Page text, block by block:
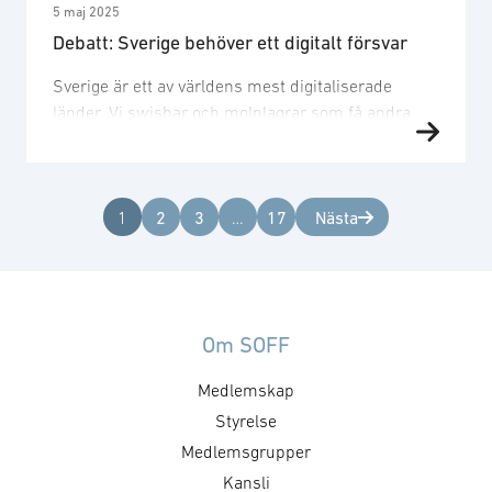
5 maj 2025
Debatt: Sverige behöver ett digitalt försvar
Sverige är ett av världens mest digitaliserade
länder. Vi swishar och molnlagrar som få andra.
Men när det gäller vårt militära försvar riskerar vi
civila samhället, och det gör oss sårbara. Den
1 2 3 … 17 Nästa
Om SOFF
Medlemskap
Styrelse
Medlemsgrupper
Kansli